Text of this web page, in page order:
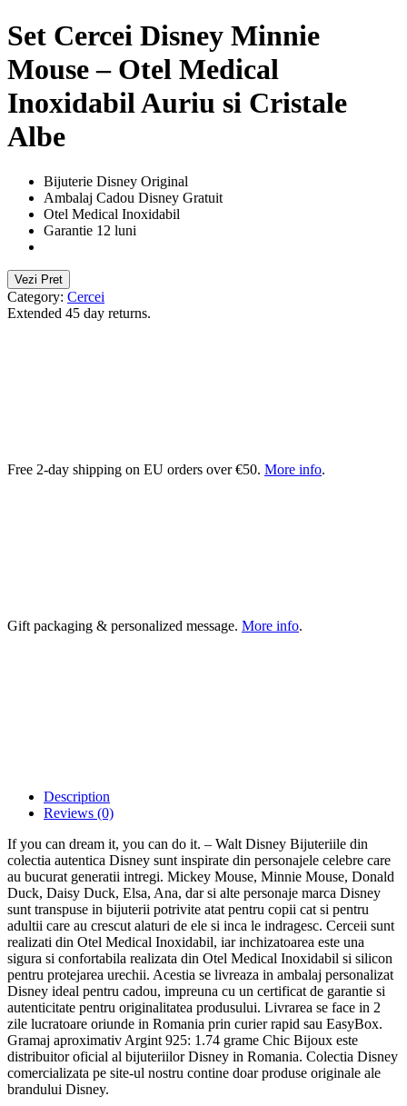
Set Cercei Disney Minnie
Mouse – Otel Medical
Inoxidabil Auriu si Cristale
Albe
Bijuterie Disney Original
Ambalaj Cadou Disney Gratuit
Otel Medical Inoxidabil
Garantie 12 luni
Vezi Pret
Category: Cercei
Extended 45 day returns.
Free 2-day shipping on EU orders over €50. More info.
Gift packaging & personalized message. More info.
Description
Reviews (0)
If you can dream it, you can do it. – Walt Disney Bijuteriile din
colectia autentica Disney sunt inspirate din personajele celebre care
au bucurat generatii intregi. Mickey Mouse, Minnie Mouse, Donald
Duck, Daisy Duck, Elsa, Ana, dar si alte personaje marca Disney
sunt transpuse in bijuterii potrivite atat pentru copii cat si pentru
adultii care au crescut alaturi de ele si inca le indragesc. Cerceii sunt
realizati din Otel Medical Inoxidabil, iar inchizatoarea este una
sigura si confortabila realizata din Otel Medical Inoxidabil si silicon
pentru protejarea urechii. Acestia se livreaza in ambalaj personalizat
Disney ideal pentru cadou, impreuna cu un certificat de garantie si
autenticitate pentru originalitatea produsului. Livrarea se face in 2
zile lucratoare oriunde in Romania prin curier rapid sau EasyBox.
Gramaj aproximativ Argint 925: 1.74 grame Chic Bijoux este
distribuitor oficial al bijuteriilor Disney in Romania. Colectia Disney
comercializata pe site-ul nostru contine doar produse originale ale
brandului Disney.